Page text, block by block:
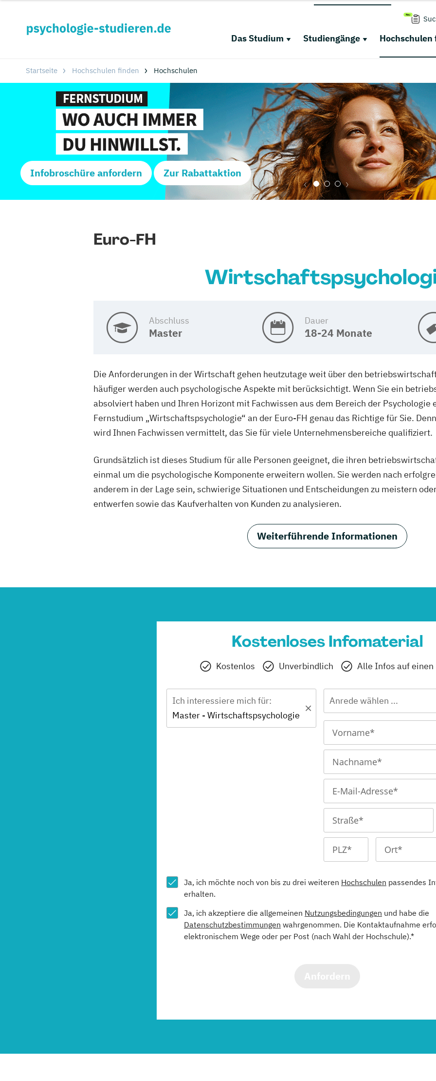
Das Studium Studiengänge Hochschulen
Startseite Hochschulen finden Hochschulen
Infobroschüre anfordern Zur Rabattaktion
Euro-FH
Abschluss
Master
Dauer
18-24 Monate
Die Anforderungen in der Wirtschaft gehen heutzutage weit über den
häufiger werden auch psychologische Aspekte mit berücksichtigt. Wenn Sie ein
absolviert haben und Ihren Horizont mit Fachwissen aus dem Bereich der Psychologie
Fernstudium „Wirtschaftspsychologie“ an der Euro-FH genau das Richtige für Sie.
wird Ihnen Fachwissen vermittelt, das Sie für viele Unternehmensbereiche qualifiziert.
Grundsätzlich ist dieses Studium für alle Personen geeignet, die ihren
einmal um die psychologische Komponente erweitern wollen. Sie werden nach
anderem in der Lage sein, schwierige Situationen und Entscheidungen zu meistern
entwerfen sowie das Kaufverhalten von Kunden zu analysieren.
Weiterführende Informationen
Kostenloses Infomaterial
Kostenlos Unverbindlich Alle Infos auf einen
Ich interessiere mich für:
Master - Wirtschaftspsychologie
Anrede wählen ...
Ja, ich möchte noch von bis zu drei weiteren Hochschulen passendes
erhalten.
Ja, ich akzeptiere die allgemeinen Nutzungsbedingungen und habe die
Datenschutzbestimmungen wahrgenommen. Die Kontaktaufnahme
elektronischem Wege oder per Post (nach Wahl der Hochschule).*